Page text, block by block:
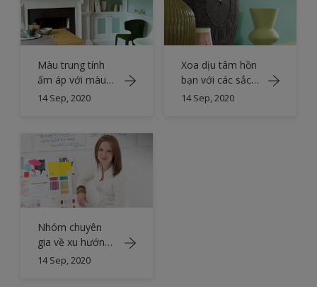
Màu trung tính
ấm áp với màu
xanh lá cây tươi
14 Sep, 2020
Xoa dịu tâm hồn
bạn với các sắc
độ của màu lục
14 Sep, 2020
Nhóm chuyên
gia về xu hướng
màu sắc
14 Sep, 2020